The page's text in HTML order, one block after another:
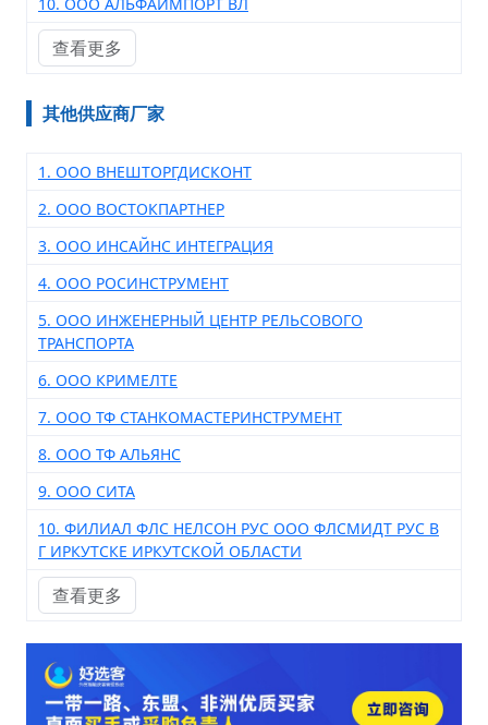
查看更多
其他供应商厂家
1. ООО ВНЕШТОРГДИСКОНТ
2. ООО ВОСТОКПАРТНЕР
3. ООО ИНСАЙНС ИНТЕГРАЦИЯ
4. ООО РОСИНСТРУМЕНТ
5. ООО ИНЖЕНЕРНЫЙ ЦЕНТР РЕЛЬСОВОГО
ТРАНСПОРТА
6. ООО КРИМЕЛТЕ
7. ООО ТФ СТАНКОМАСТЕРИНСТРУМЕНТ
8. ООО ТФ АЛЬЯНС
9. ООО СИТА
10. ФИЛИАЛ ФЛС НЕЛСОН РУС ООО ФЛСМИДТ РУС В
Г ИРКУТСКЕ ИРКУТСКОЙ ОБЛАСТИ
查看更多